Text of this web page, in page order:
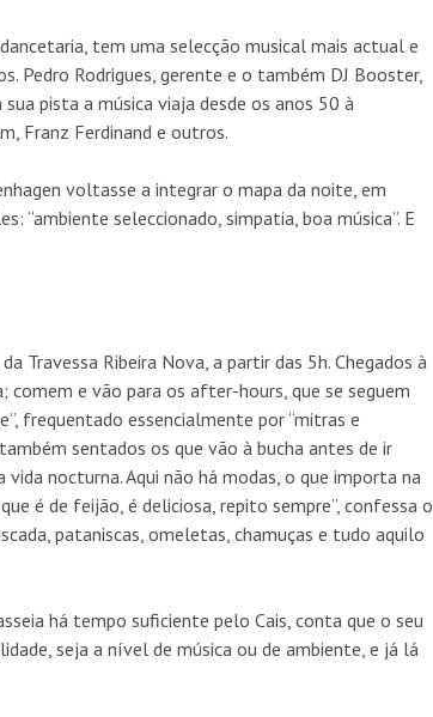
tem uma selecção musical mais actual e
Pedro Rodrigues, gerente e o também DJ Booster,
pista a música viaja desde os anos 50 à
Franz Ferdinand e outros.
voltasse a integrar o mapa da noite, em
“ambiente seleccionado, simpatia, boa música”. E
Travessa Ribeira Nova, a partir das 5h. Chegados à
comem e vão para os after-hours, que se seguem
frequentado essencialmente por “mitras e
sentados os que vão à bucha antes de ir
nocturna. Aqui não há modas, o que importa na
é de feijão, é deliciosa, repito sempre”, confessa o
pataniscas, omeletas, chamuças e tudo aquilo
há tempo suficiente pelo Cais, conta que o seu
seja a nível de música ou de ambiente, e já lá